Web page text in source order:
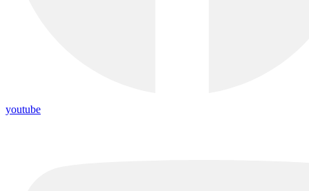
youtube